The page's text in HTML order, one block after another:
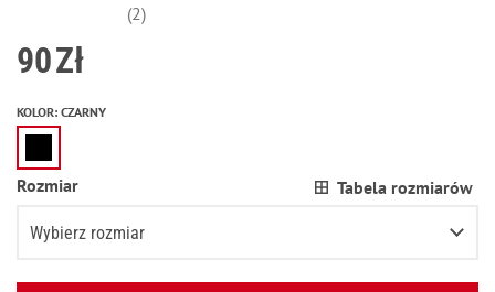
(2)
90Zł
KOLOR: CZARNY
Rozmiar Tabela rozmiarów
Wybierz rozmiar
XS